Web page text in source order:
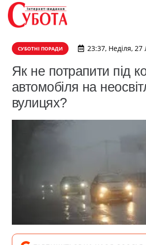
СУБОТНІ ПОРАДИ 23:37, Неділя,
Як не потрапити під
автомобіля на
вулицях?